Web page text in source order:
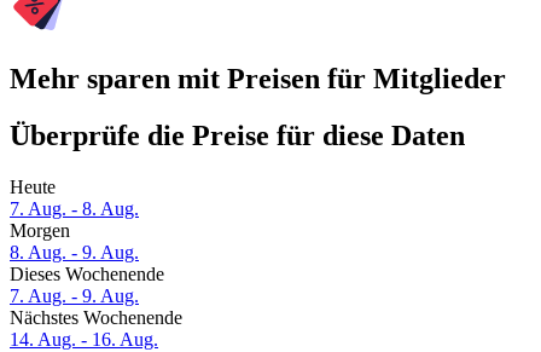
Mehr sparen mit Preisen für Mitglieder
Überprüfe die Preise für diese Daten
Heute
7. Aug. - 8. Aug.
Morgen
8. Aug. - 9. Aug.
Dieses Wochenende
7. Aug. - 9. Aug.
Nächstes Wochenende
14. Aug. - 16. Aug.